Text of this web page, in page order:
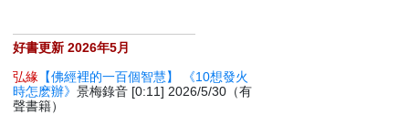
好書更新 2026年5月
弘緣 【佛經裡的一百個智慧】 《10想發火
時怎麽辦》景梅錄音 [0:11] 2026/5/30（有
聲書籍）